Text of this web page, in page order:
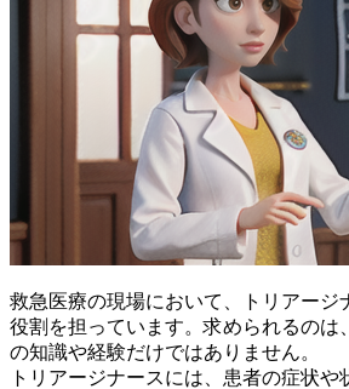
救急医療の現場において、トリアージ
役割を担っています。求められるのは
の知識や経験だけではありません。
トリアージナースには、患者の症状